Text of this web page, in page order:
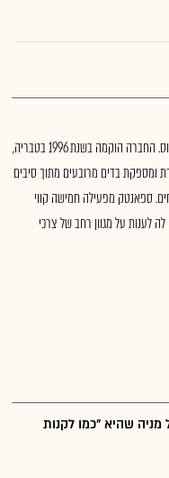
נ.ר. ספאנטק תעשיות עוסקת בענף תעשיית עץ נייר ודפוס. החברה הוקמה בשנת 1996 בטבריה,
ומספקת בדים מרובעים מתוך סיבים
ספאנטק מפעילה חמישה קווי
לענות על מגוון רחב של צרכי
שהיא "כמו לקנות